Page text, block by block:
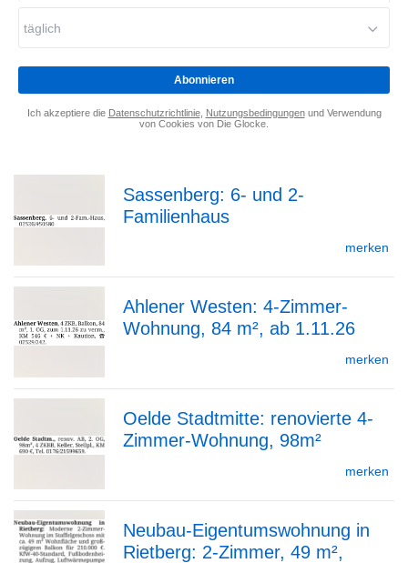
Adresse
*
täglich
Abonnieren
Ich akzeptiere die Datenschutzrichtlinie, Nutzungsbedingungenund Verwendung
von Cookies von Die Glocke.
zur
Detailseite
Sassenberg: 6- und 2-
Familienhaus
merken
zur
Detailseite
Ahlener Westen: 4-Zimmer-
Wohnung, 84 m², ab 1.11.26
merken
zur
Detailseite
Oelde Stadtmitte: renovierte 4-
Zimmer-Wohnung, 98m²
merken
zur
Neubau-Eigentumswohnung in
Rietberg: 2-Zimmer, 49 m²,